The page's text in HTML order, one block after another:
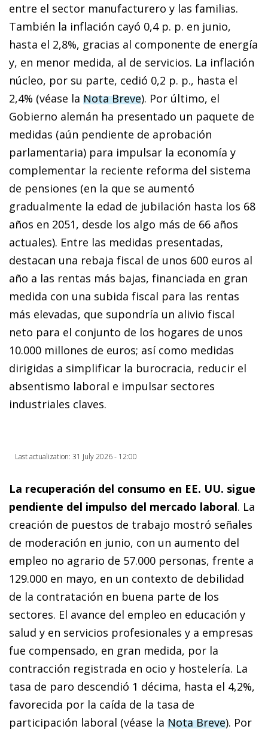
entre el sector manufacturero y las familias.
También la inflación cayó 0,4 p. p. en junio,
hasta el 2,8%, gracias al componente de energía
y, en menor medida, al de servicios. La inflación
núcleo, por su parte, cedió 0,2 p. p., hasta el
2,4% (véase la Nota Breve). Por último, el
Gobierno alemán ha presentado un paquete de
medidas (aún pendiente de aprobación
parlamentaria) para impulsar la economía y
complementar la reciente reforma del sistema
de pensiones (en la que se aumentó
gradualmente la edad de jubilación hasta los 68
años en 2051, desde los algo más de 66 años
actuales). Entre las medidas presentadas,
destacan una rebaja fiscal de unos 600 euros al
año a las rentas más bajas, financiada en gran
medida con una subida fiscal para las rentas
más elevadas, que supondría un alivio fiscal
neto para el conjunto de los hogares de unos
10.000 millones de euros; así como medidas
dirigidas a simplificar la burocracia, reducir el
absentismo laboral e impulsar sectores
industriales claves.
Last actualization: 31 July 2026 - 12:00
La recuperación del consumo en EE. UU. sigue
pendiente del impulso del mercado laboral. La
creación de puestos de trabajo mostró señales
de moderación en junio, con un aumento del
empleo no agrario de 57.000 personas, frente a
129.000 en mayo, en un contexto de debilidad
de la contratación en buena parte de los
sectores. El avance del empleo en educación y
salud y en servicios profesionales y a empresas
fue compensado, en gran medida, por la
contracción registrada en ocio y hostelería. La
tasa de paro descendió 1 décima, hasta el 4,2%,
favorecida por la caída de la tasa de
participación laboral (véase la Nota Breve). Por